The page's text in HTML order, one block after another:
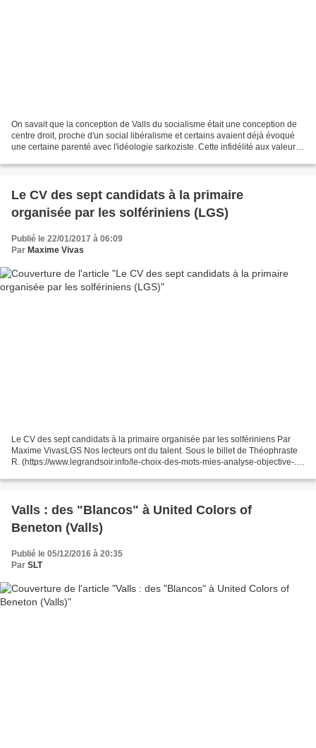
On savait que la conception de Valls du socialisme était une conception de
centre droit, proche d'un social libéralisme et certains avaient déjà évoqué
une certaine parenté avec l'idéologie sarkoziste. Cette infidélité aux valeurs
Le CV des sept candidats à la primaire
organisée par les solfériniens (LGS)
Publié le 22/01/2017 à 06:09
Par Maxime Vivas
Le CV des sept candidats à la primaire organisée par les solfériniens Par
Maxime VivasLGS Nos lecteurs ont du talent. Sous le billet de Théophraste
R. (https://www.legrandsoir.info/le-choix-des-mots-mies-analyse-objective-...)
Valls : des "Blancos" à United Colors of
Beneton (Valls)
Publié le 05/12/2016 à 20:35
Par SLT